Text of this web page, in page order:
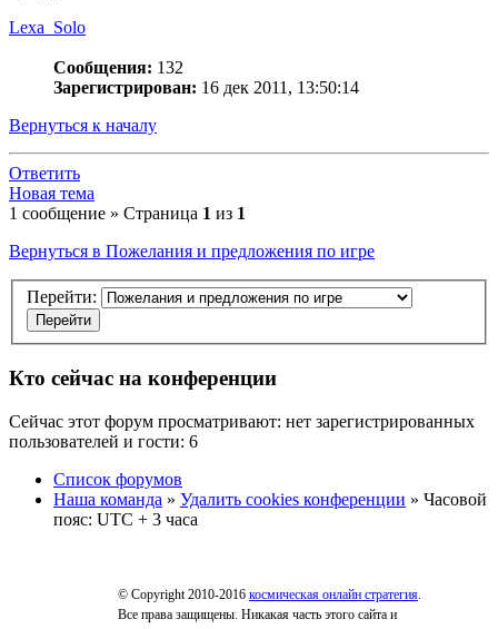
Lexa_Solo
Сообщения: 132
Зарегистрирован: 16 дек 2011, 13:50:14
Вернуться к началу
Ответить
Новая тема
1 сообщение » Страница 1 из 1
Вернуться в Пожелания и предложения по игре
Перейти:
Кто сейчас на конференции
Сейчас этот форум просматривают: нет зарегистрированных
пользователей и гости: 6
Список форумов
Наша команда » Удалить cookies конференции » Часовой
пояс: UTC + 3 часа
© Copyright 2010-2016 космическая онлайн стратегия
Все права защищены. Никакая часть этого сайта и